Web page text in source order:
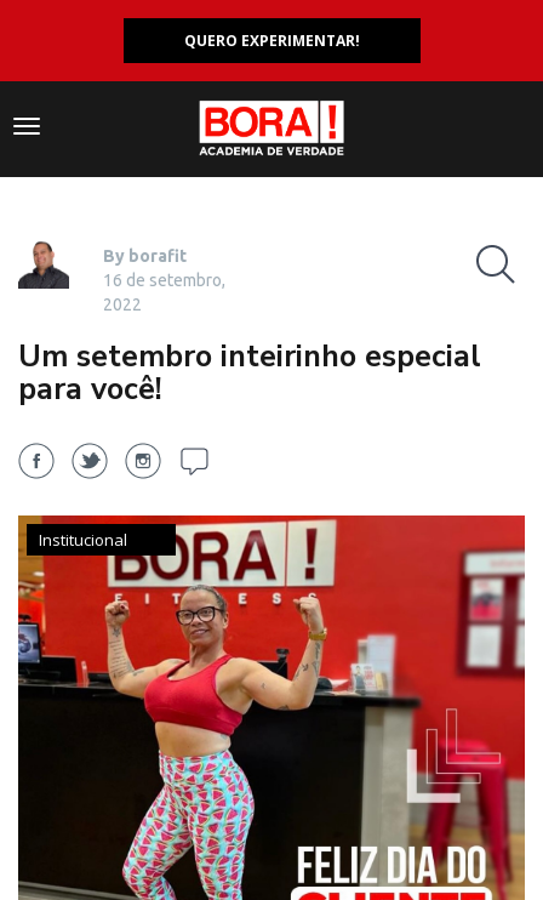
QUERO EXPERIMENTAR!
Navegação
By borafit
16 de setembro,
2022
Um setembro inteirinho especial
para você!
Institucional